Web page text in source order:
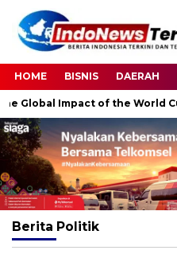
HOME BISNIS DAERAH
Impact of the World Cup
Berita Politik